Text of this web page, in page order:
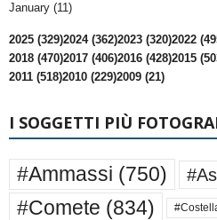
January (11)
2025 (329)2024 (362)2023 (320)2022
2018 (470)2017 (406)2016 (428)2015
2011 (518)2010 (229)2009 (21)
I SOGGETTI PIÙ
#Ammassi (750)
#Comete (834)